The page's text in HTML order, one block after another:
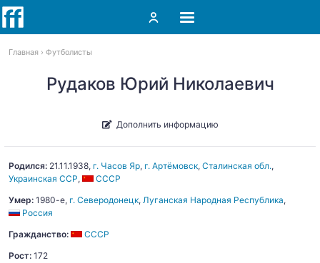
Главная Футболисты
Рудаков Юрий Николаевич
Дополнить информацию
Родился: 21.11.1938, г. Часов Яр, г. Артёмовск, Сталинская обл.,
Украинская ССР,
СССР
Умер: 1980-е, г. Северодонецк, Луганская Народная Республика,
Россия
Гражданство:
СССР
Рост: 172